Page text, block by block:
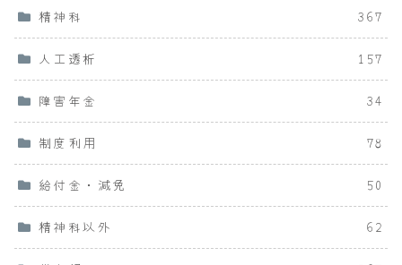
精神科 367
人工透析 157
障害年金 34
制度利用 78
給付金・減免 50
精神科以外 62